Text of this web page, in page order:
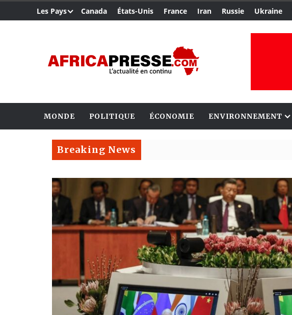
Les Pays Canada États-Unis France Iran Russie Ukraine
MONDE POLITIQUE ÉCONOMIE ENVIRONNEMENT
Breaking News